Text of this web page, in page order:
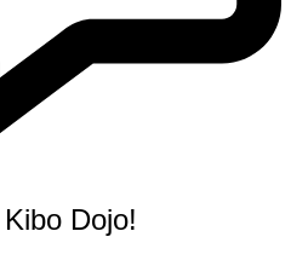
Dojo!